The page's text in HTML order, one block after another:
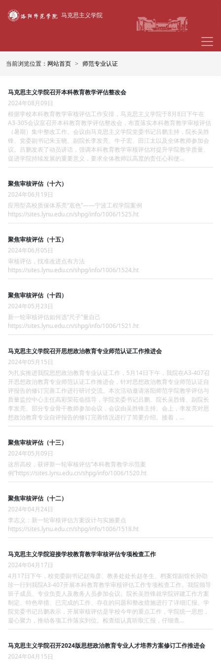
马克思主义学院
当前浏览位置： 网站首页 师范专业认证
马克思主义学院召开本科教育教学评估整改会
2024年08月09日
根据学校本科教育教学审核评估工作安排，马克思主义学院于8月8日下午在
A3-305会议室召开本科教育教学评估整改会，布置落实本科教育教学审核评估
（暑期）集中整改工作。会议由马克思主义学院党委书记吕鹏主持，院长吴胜
锋、党委副书记朱玉晓、副院长李发亮、牛子宏、田江太以及全体教师参加会
议。吕鹏发表了动员讲话，强调本科教育教学审核评估对提升学院教学质量、
促进学院持续发展的重要意义，要求全体教师以高度的责任心和使...
聚焦审核评估（十六）
2024年06月19日
应用型高校质保体系亮“底色”——宁波工程学院案例
https://sites.lynu.edu.cn/shpg/info/1006/1525.ht
聚焦审核评估（十五）
2024年06月05日
审核评估，找准改进点有方法
https://sites.lynu.edu.cn/shpg/info/1006/1524.ht
聚焦审核评估（十四）
2024年05月23日
新一轮审核评估如何选“尺子”量自己
https://sites.lynu.edu.cn/shpg/info/1006/1521.ht
马克思主义学院召开思想政治教育专业师范认证工作推进会
2024年05月15日
为扎实推进我院思想政治教育专业认证工作，5月14日下午，我院在A3-407召
开思想政治教育专业师范认证工作推进会，针对思想政治教育专业师范认证自
评报告的修订完善工作进行研讨交流。本次活动邀请洛阳师范学院教学评估与
质量监控中心主任高彩荣莅临指导，学院党委书记吕鹏、院长吴胜锋、副院长
李发亮、部分专业骨干教师参加会议，会议由吴胜锋主持。会上，李发亮对思
想政治教育专业自评报告的修订完善情况进行了简要介绍。接着，...
聚焦审核评估（十三）
2024年05月09日
这所高校，获评新一轮审核评估“本科教育教学示范案
例”https://sites.lynu.edu.cn/shpg/info/1006/1520.ht
聚焦审核评估（十二）
2024年04月24日
李志义：新一轮审核评估方案设计与实施要点
https://sites.lynu.edu.cn/shpg/info/1006/1518.ht
马克思主义学院迎接学校教育教学审核评估专项检查工作
2024年04月17日
4月17日下午，校党委副书记赵海彦、教务处处长赵冬生、档案馆副馆长孙劭
珍一行到我院A3-407开展本科教育教学审核评估工作专项检查工作。我院领导
班子成员、专业负责人及教务人员参加会议。院长吴胜锋就学院评建工作方案
制定、特色举措、已完成的工作、存在的问题和整改措施进行了详细汇报。学
院党委书记吕鹏表示，开展审核评估是学校今年的重点工作，学院统一思想，
凝心聚力，推动各项工作落实到位。检查组认真听取汇报，仔细查...
马克思主义学院召开2024版思想政治教育专业人才培养方案修订工作推进会
2024年04月15日